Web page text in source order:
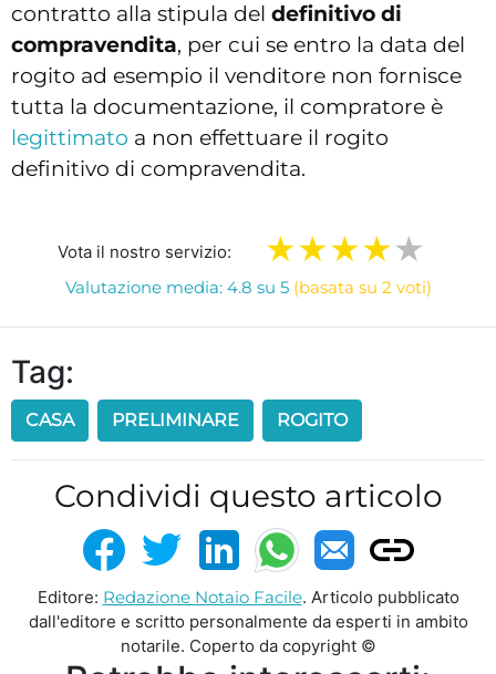
contratto alla stipula del definitivo di
compravendita, per cui se entro la data del
rogito ad esempio il venditore non fornisce
tutta la documentazione, il compratore è
legittimato a non effettuare il rogito
definitivo di compravendita.
Vota il nostro servizio:
Valutazione media: 4.8 su 5 (basata su 2 voti)
Tag:
CASA PRELIMINARE ROGITO
Condividi questo articolo
Editore: Redazione Notaio Facile. Articolo pubblicato
dall'editore e scritto personalmente da esperti in ambito
notarile. Coperto da copyright ©